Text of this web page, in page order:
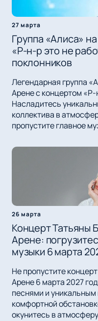
27 марта
Группа «Алиса»
«Р-н-р это не
поклонников
Легендарная группа
Арене с концертом «Р-
Насладитесь
коллектива в
пропустите главное
26 марта
Концерт Татьяны
Арене:
музыки 6 марта
Не пропустите
Арене 6 марта 2027
песнями и
комфортной
окунитесь в